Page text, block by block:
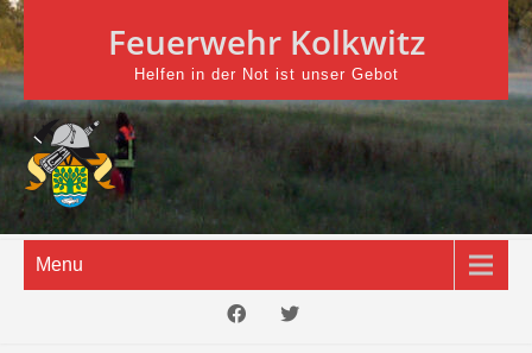
Skip
to
content
Feuerwehr Kolkwitz
Helfen in der Not ist unser Gebot
Menu